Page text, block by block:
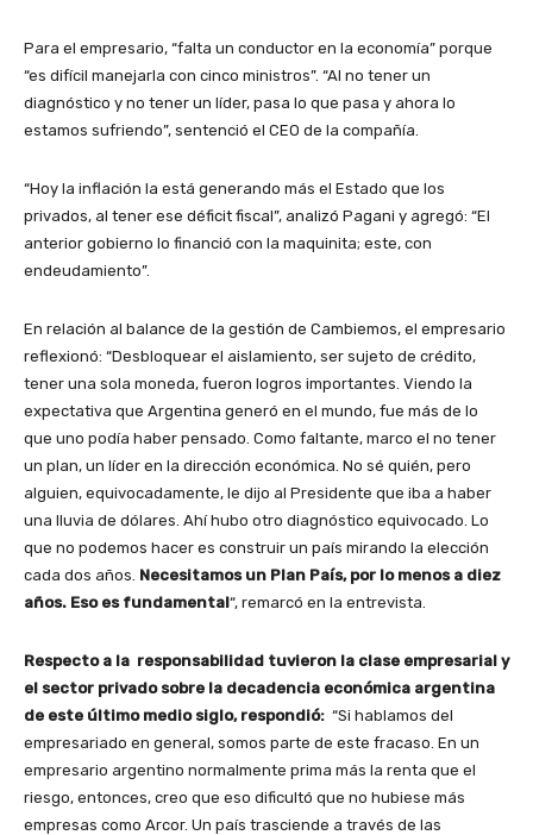
Para el empresario, “falta un conductor en la economía” porque
“es difícil manejarla con cinco ministros”. “Al no tener un
diagnóstico y no tener un líder, pasa lo que pasa y ahora lo
estamos sufriendo”, sentenció el CEO de la compañía.
“Hoy la inflación la está generando más el Estado que los
privados, al tener ese déficit fiscal”, analizó Pagani y agregó: “El
anterior gobierno lo financió con la maquinita; este, con
endeudamiento”.
En relación al balance de la gestión de Cambiemos, el empresario
reflexionó: “Desbloquear el aislamiento, ser sujeto de crédito,
tener una sola moneda, fueron logros importantes. Viendo la
expectativa que Argentina generó en el mundo, fue más de lo
que uno podía haber pensado. Como faltante, marco el no tener
un plan, un líder en la dirección económica. No sé quién, pero
alguien, equivocadamente, le dijo al Presidente que iba a haber
una lluvia de dólares. Ahí hubo otro diagnóstico equivocado. Lo
que no podemos hacer es construir un país mirando la elección
cada dos años. Necesitamos un Plan País, por lo menos a diez
años. Eso es fundamental“, remarcó en la entrevista.
Respecto a la responsabilidad tuvieron la clase empresarial y
el sector privado sobre la decadencia económica argentina
de este último medio siglo, respondió: “Si hablamos del
empresariado en general, somos parte de este fracaso. En un
empresario argentino normalmente prima más la renta que el
riesgo, entonces, creo que eso dificultó que no hubiese más
empresas como Arcor. Un país trasciende a través de las